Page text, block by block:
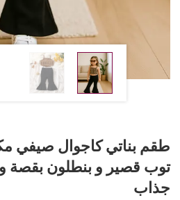
طقم بناتي كاجوال صيفي
توب قصير و بنطلون بقصة
جذاب